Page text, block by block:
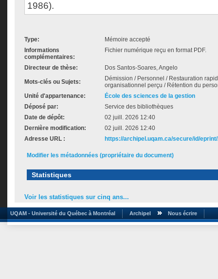
1986).
Type:
Mémoire accepté
Informations
complémentaires:
Fichier numérique reçu en format PDF.
Directeur de thèse: Dos Santos-Soares, Angelo
Mots-clés ou Sujets:
Démission / Personnel / Restauration
organisationnel perçu / Rétention du
Unité d'appartenance:
École des sciences de la gestion
Déposé par:
Service des bibliothèques
Date de dépôt:
02 juill. 2026 12:40
Dernière modification:
02 juill. 2026 12:40
Adresse URL :
https://archipel.uqam.ca/secure/id/
Modifier les métadonnées (propriétaire du document)
Statistiques
Voir les statistiques sur cinq ans...
UQAM - Université du Québec à Montréal Archipel Nous écrire